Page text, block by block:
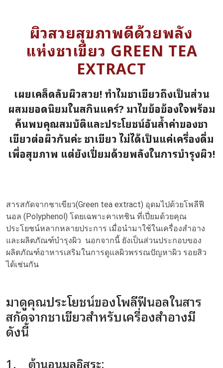
ผิวสวยสุขภาพดีด้วยพลัง
แห่งชาเขียว GREEN TEA
EXTRACT
เผยเคล็ดลับผิวสวย! ทำไมชาเขียวถึงเป็นส่วน
ผสมยอดนิยมในสกินแคร์? มาไขข้อข้องใจพร้อม
ค้นพบคุณสมบัติและประโยชน์อันล้ำค่าของชา
เขียวต่อผิวกันค่ะ ชาเขียว ไม่ได้เป็นแค่เครื่องดื่ม
เพื่อสุขภาพ แต่ยังเปี่ยมด้วยพลังในการบำรุงผิว!
สารสกัดจากชาเขียว(Green tea extract) อุดมไปด้วยโพลีฟี
นอล (Polyphenol) โดยเฉพาะคาเทชิน ที่เปี่ยมด้วยคุณ
ประโยชน์หลากหลายประการ เมื่อนำมาใช้ในเครื่องสำอาง
และผลิตภัณฑ์บำรุงผิว นอกจากนี้ ยังเป็นส่วนประกอบของ
ผลิตภัณฑ์อาหารเสริมในการดูแลผิวพรรณปัญหาผิว รอยสิว
ได้เช่นกัน
มาดูคุณประโยชน์ของโพลีฟีนอลในสาร
สกัดจากชาเขียวสำหรับเครื่องสำอางมี
ดังนี้
1. ต้านอนุมูลอิสระ: